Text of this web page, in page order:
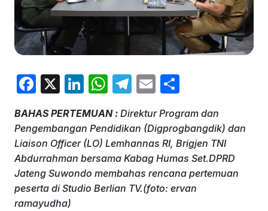
F
c
e
b
o
o
X
Li
k
e
dI
n
W
at
s
A
p
p
T
e
gr
a
m
E
ai
l
ar
e
BAHAS PERTEMUAN : Direktur Program dan
Pengembangan Pendidikan (Digprogbangdik) dan
Liaison Officer (LO) Lemhannas RI, Brigjen TNI
Abdurrahman bersama Kabag Humas Set.DPRD
Jateng Suwondo membahas rencana pertemuan
peserta di Studio Berlian TV.(foto: ervan
ramayudha)